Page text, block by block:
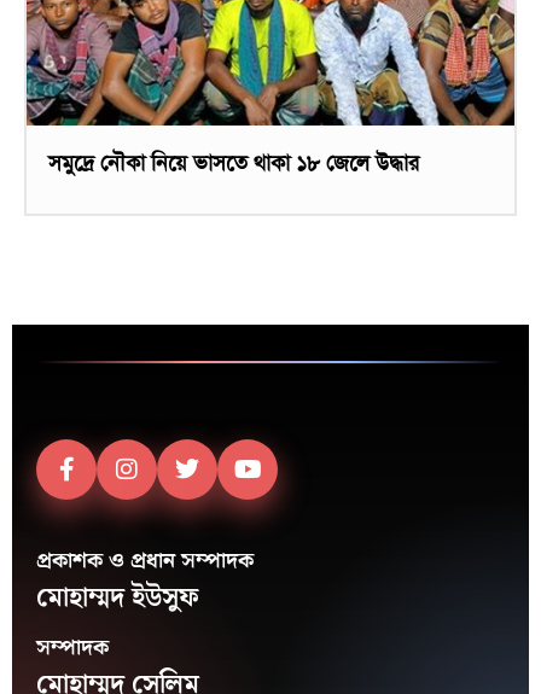
সমুদ্রে নৌকা নিয়ে ভাসতে থাকা ১৮ জেলে উদ্ধার
প্রকাশক ও প্রধান সম্পাদক
মোহাম্মদ ইউসুফ
সম্পাদক
মোহাম্মদ সেলিম